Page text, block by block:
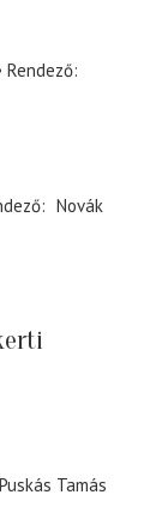
Rendező
Novák
Puskás Tamás